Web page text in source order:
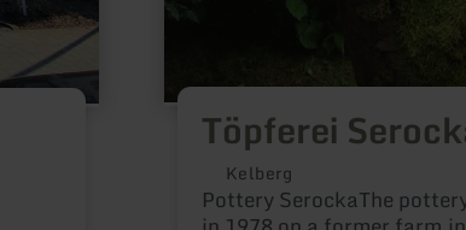
Töpferei
Kelberg
Pottery SerockaThe